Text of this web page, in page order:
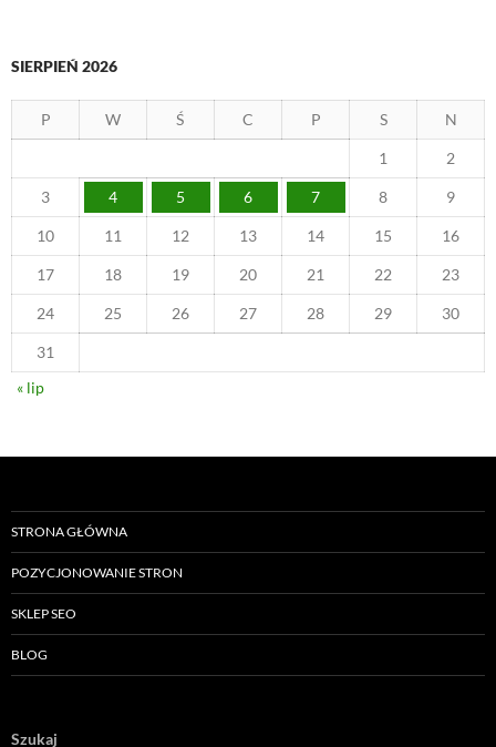
SIERPIEŃ 2026
P W Ś C P S N
1 2
3 4 5 6 7 8 9
10 11 12 13 14 15 16
17 18 19 20 21 22 23
24 25 26 27 28 29 30
31
« lip
STRONA GŁÓWNA
POZYCJONOWANIE STRON
SKLEP SEO
BLOG
Szukaj